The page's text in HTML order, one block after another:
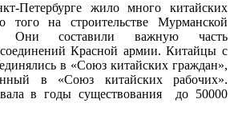
Петербурге жило много китайских
того на строительстве Мурманской
Они составили важную часть
Красной армии. Китайцы с
в «Союз китайских граждан»,
в «Союз китайских рабочих».
в годы существования до 50000